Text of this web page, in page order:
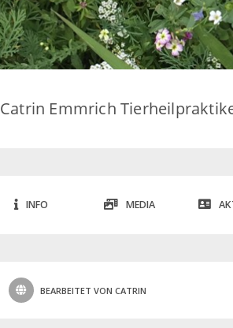
Catrin Emmrich
INFO MEDIA
BEARBEITET VON CATRIN